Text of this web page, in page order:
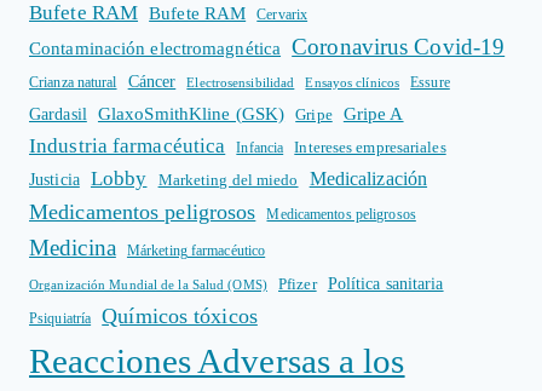
Bufete RAM Bufete RAM Cervarix
Contaminación electromagnética Coronavirus Covid-19
Crianza natural Cáncer Electrosensibilidad Ensayos clínicos Essure
Gardasil GlaxoSmithKline (GSK) Gripe Gripe A
Industria farmacéutica Infancia
Intereses empresariales
Justicia
Lobby Marketing del miedo Medicalización
Medicamentos peligrosos Medicamentos peligrosos
Medicina Márketing farmacéutico
Organización Mundial de la Salud (OMS) Pfizer Política sanitaria
Psiquiatría Químicos tóxicos
Reacciones Adversas a los